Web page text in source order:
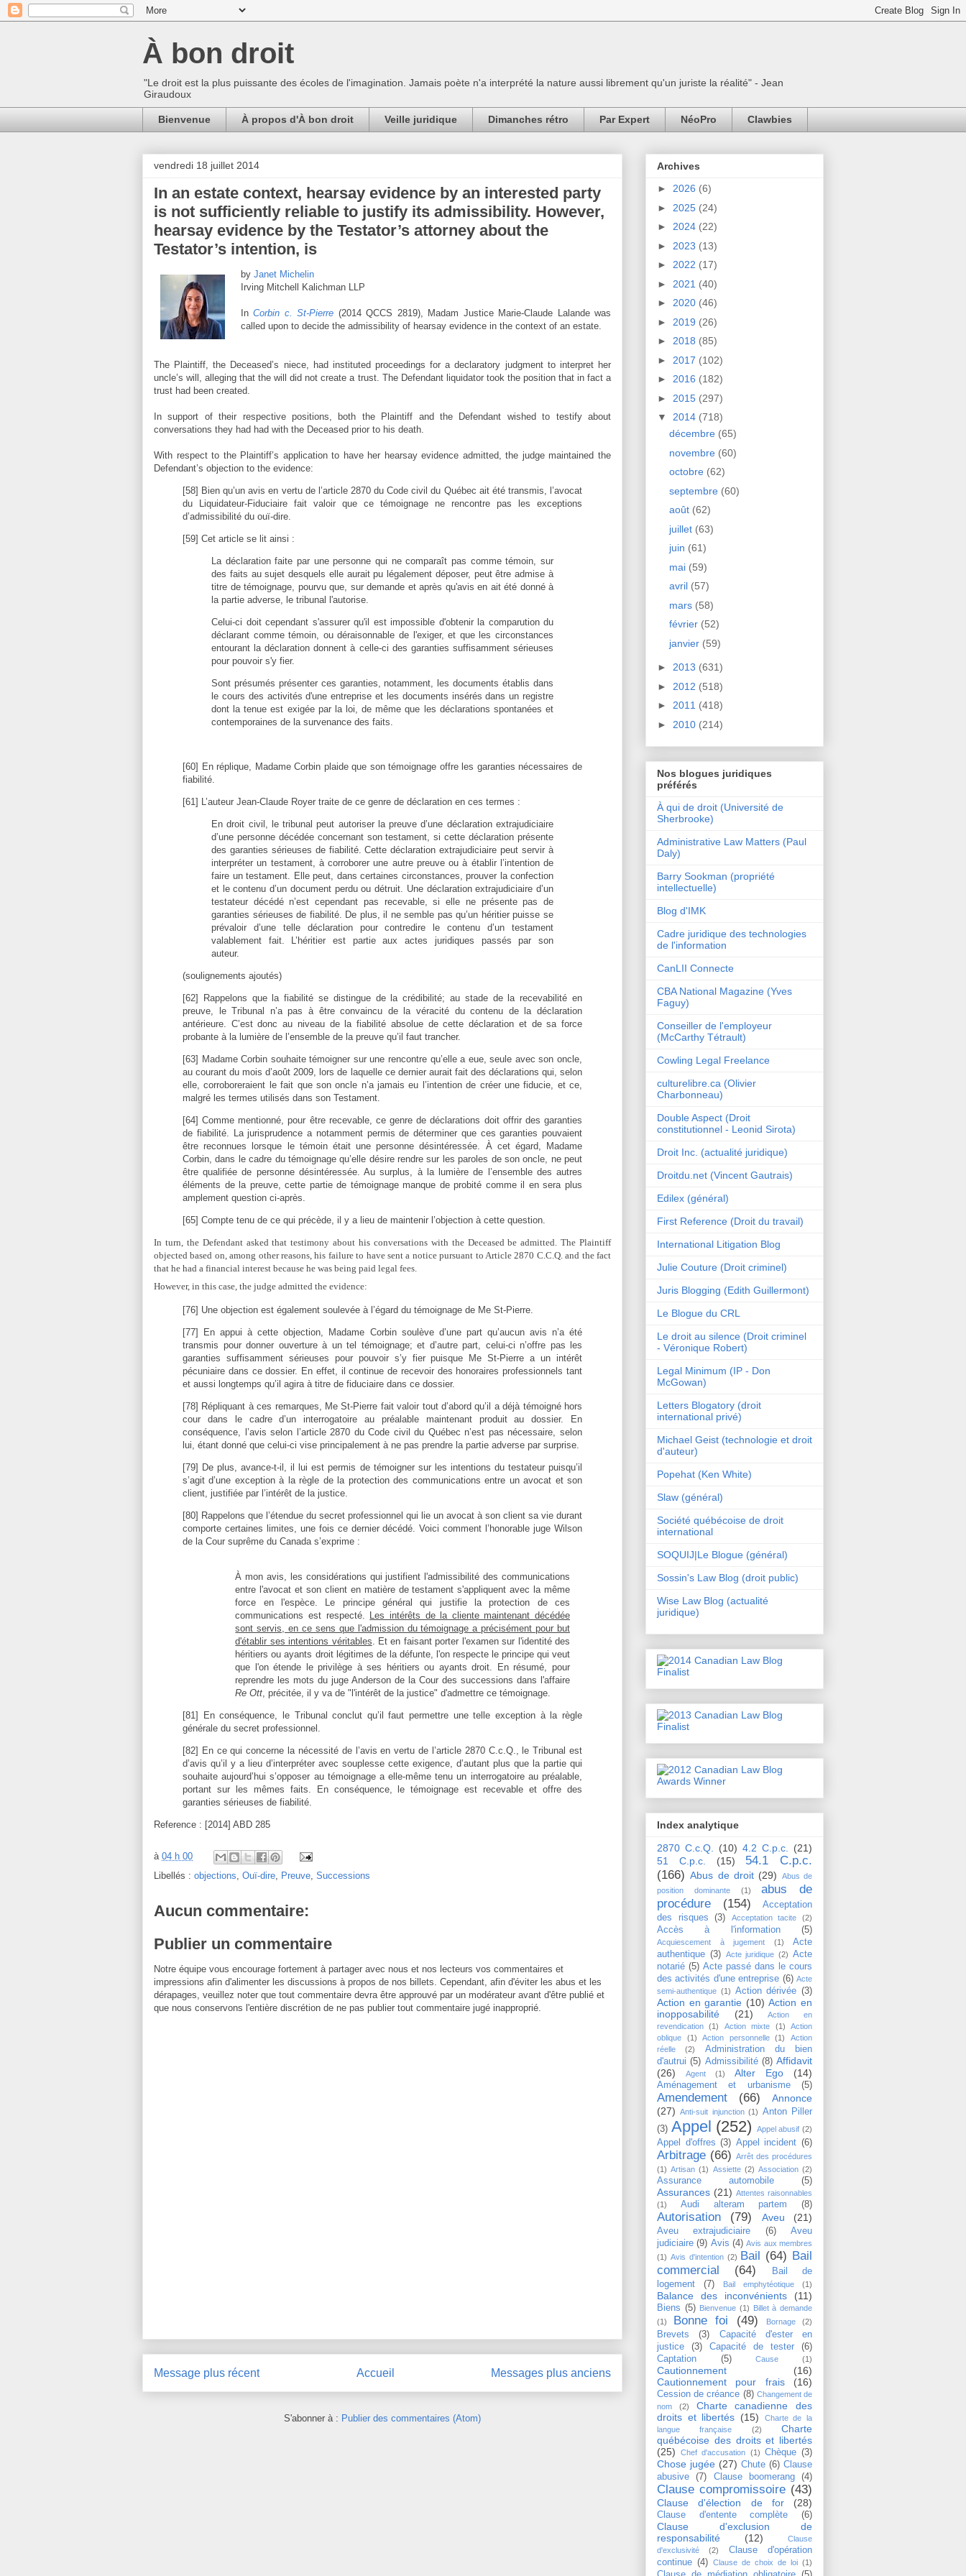
À bon droit
"Le droit est la plus puissante des écoles de l'imagination. Jamais poète n'a interprété la nature aussi librement qu'un juriste la réalité" - Jean
Giraudoux
Bienvenue À propos d'À bon droit Veille juridique Dimanches rétro Par Expert NéoPro Clawbies
vendredi 18 juillet 2014
In an estate context, hearsay evidence by an interested party
is not sufficiently reliable to justify its admissibility. However,
hearsay evidence by the Testator’s attorney about the
Testator’s intention, is
by Janet Michelin
Irving Mitchell Kalichman LLP
InCorbin c. St-Pierre (2014 QCCS 2819), Madam Justice Marie-Claude Lalande was
called upon to decide the admissibility of hearsay evidence in the context of an estate.
The Plaintiff, the Deceased’s niece, had instituted proceedings for a declaratory judgment to interpret her
uncle’s will, alleging that the will did not create a trust. The Defendant liquidator took the position that in fact a
trust had been created.
In support of their respective positions, both the Plaintiff and the Defendant wished to testify about
conversations they had had with the Deceased prior to his death.
With respect to the Plaintiff’s application to have her hearsay evidence admitted, the judge maintained the
Defendant’s objection to the evidence:
[58] Bien qu’un avis en vertu de l’article 2870 du Code civil du Québec ait été transmis, l’avocat
du Liquidateur-Fiduciaire fait valoir que ce témoignage ne rencontre pas les exceptions
d’admissibilité du ouï-dire.
[59] Cet article se lit ainsi :
La déclaration faite par une personne qui ne comparaît pas comme témoin, sur
des faits au sujet desquels elle aurait pu légalement déposer, peut être admise à
titre de témoignage, pourvu que, sur demande et après qu'avis en ait été donné à
la partie adverse, le tribunal l'autorise.
Celui-ci doit cependant s'assurer qu'il est impossible d'obtenir la comparution du
déclarant comme témoin, ou déraisonnable de l'exiger, et que les circonstances
entourant la déclaration donnent à celle-ci des garanties suffisamment sérieuses
pour pouvoir s'y fier.
Sont présumés présenter ces garanties, notamment, les documents établis dans
le cours des activités d'une entreprise et les documents insérés dans un registre
dont la tenue est exigée par la loi, de même que les déclarations spontanées et
contemporaines de la survenance des faits.
[60] En réplique, Madame Corbin plaide que son témoignage offre les garanties nécessaires de
fiabilité.
[61] L’auteur Jean-Claude Royer traite de ce genre de déclaration en ces termes :
En droit civil, le tribunal peut autoriser la preuve d’une déclaration extrajudiciaire
d’une personne décédée concernant son testament, si cette déclaration présente
des garanties sérieuses de fiabilité. Cette déclaration extrajudiciaire peut servir à
interpréter un testament, à corroborer une autre preuve ou à établir l’intention de
faire un testament. Elle peut, dans certaines circonstances, prouver la confection
et le contenu d’un document perdu ou détruit. Une déclaration extrajudiciaire d’un
testateur décédé n’est cependant pas recevable, si elle ne présente pas de
garanties sérieuses de fiabilité. De plus, il ne semble pas qu’un héritier puisse se
prévaloir d’une telle déclaration pour contredire le contenu d’un testament
valablement fait. L’héritier est partie aux actes juridiques passés par son
auteur.
(soulignements ajoutés)
[62] Rappelons que la fiabilité se distingue de la crédibilité; au stade de la recevabilité en
preuve, le Tribunal n’a pas à être convaincu de la véracité du contenu de la déclaration
antérieure. C’est donc au niveau de la fiabilité absolue de cette déclaration et de sa force
probante à la lumière de l’ensemble de la preuve qu’il faut trancher.
[63] Madame Corbin souhaite témoigner sur une rencontre qu’elle a eue, seule avec son oncle,
au courant du mois d’août 2009, lors de laquelle ce dernier aurait fait des déclarations qui, selon
elle, corroboreraient le fait que son oncle n’a jamais eu l’intention de créer une fiducie, et ce,
malgré les termes utilisés dans son Testament.
[64] Comme mentionné, pour être recevable, ce genre de déclarations doit offrir des garanties
de fiabilité. La jurisprudence a notamment permis de déterminer que ces garanties pouvaient
être reconnues lorsque le témoin était une personne désintéressée. À cet égard, Madame
Corbin, dans le cadre du témoignage qu’elle désire rendre sur les paroles de son oncle, ne peut
être qualifiée de personne désintéressée. Au surplus, à la lumière de l’ensemble des autres
éléments de la preuve, cette partie de témoignage manque de probité comme il en sera plus
amplement question ci-après.
[65] Compte tenu de ce qui précède, il y a lieu de maintenir l’objection à cette question.
In turn, the Defendant asked that testimony about his conversations with the Deceased be admitted. The Plaintiff
objected based on, among other reasons, his failure to have sent a notice pursuant to Article 2870 C.C.Q. and the fact
that he had a financial interest because he was being paid legal fees.
However, in this case, the judge admitted the evidence:
[76] Une objection est également soulevée à l’égard du témoignage de Me St-Pierre.
[77] En appui à cette objection, Madame Corbin soulève d’une part qu’aucun avis n’a été
transmis pour donner ouverture à un tel témoignage; et d’autre part, celui-ci n’offre pas les
garanties suffisamment sérieuses pour pouvoir s’y fier puisque Me St-Pierre a un intérêt
pécuniaire dans ce dossier. En effet, il continue de recevoir des honoraires professionnels tant
et aussi longtemps qu’il agira à titre de fiduciaire dans ce dossier.
[78] Répliquant à ces remarques, Me St-Pierre fait valoir tout d’abord qu’il a déjà témoigné hors
cour dans le cadre d’un interrogatoire au préalable maintenant produit au dossier. En
conséquence, l’avis selon l’article 2870 du Code civil du Québec n’est pas nécessaire, selon
lui, étant donné que celui-ci vise principalement à ne pas prendre la partie adverse par surprise.
[79] De plus, avance-t-il, il lui est permis de témoigner sur les intentions du testateur puisqu’il
s’agit d’une exception à la règle de la protection des communications entre un avocat et son
client, justifiée par l’intérêt de la justice.
[80] Rappelons que l’étendue du secret professionnel qui lie un avocat à son client sa vie durant
comporte certaines limites, une fois ce dernier décédé. Voici comment l’honorable juge Wilson
de la Cour suprême du Canada s’exprime :
À mon avis, les considérations qui justifient l'admissibilité des communications
entre l'avocat et son client en matière de testament s'appliquent avec la même
force en l'espèce. Le principe général qui justifie la protection de ces
communications est respecté.
Les intérêts de la cliente maintenant décédée
sont servis, en ce sens que l'admission du témoignage a précisément pour but
d'établir ses intentions véritables . Et en faisant porter l'examen sur l'identité des
héritiers ou ayants droit légitimes de la défunte, l'on respecte le principe qui veut
que l'on étende le privilège à ses héritiers ou ayants droit. En résumé, pour
reprendre les mots du juge Anderson de la Cour des successions dans l'affaire
Re Ott , précitée, il y va de "l'intérêt de la justice" d'admettre ce témoignage.
[81] En conséquence, le Tribunal conclut qu’il faut permettre une telle exception à la règle
générale du secret professionnel.
[82] En ce qui concerne la nécessité de l’avis en vertu de l’article 2870 C.c.Q., le Tribunal est
d’avis qu’il y a lieu d’interpréter avec souplesse cette exigence, d’autant plus que la partie qui
souhaite aujourd’hui s’opposer au témoignage a elle-même tenu un interrogatoire au préalable,
portant sur les mêmes faits. En conséquence, le témoignage est recevable et offre des
garanties sérieuses de fiabilité.
Reference : [2014] ABD 285
à 04 h 00
Libellés : objections, Ouï-dire, Preuve, Successions
Aucun commentaire:
Publier un commentaire
Notre équipe vous encourage fortement à partager avec nous et nos lecteurs vos commentaires et
impressions afin d'alimenter les discussions à propos de nos billets. Cependant, afin d'éviter les abus et les
dérapages, veuillez noter que tout commentaire devra être approuvé par un modérateur avant d'être publié et
que nous conservons l'entière discrétion de ne pas publier tout commentaire jugé inapproprié.
Message plus récent Messages plus anciens
Accueil
S'abonner à : Publier des commentaires (Atom)
Archives
► 2026 (6)
► 2025 (24)
► 2024 (22)
► 2023 (13)
► 2022 (17)
► 2021 (40)
► 2020 (46)
► 2019 (26)
► 2018 (85)
► 2017 (102)
► 2016 (182)
► 2015 (297)
▼ 2014 (718)
décembre (65)
novembre (60)
octobre (62)
septembre (60)
août (62)
juillet (63)
juin (61)
mai (59)
avril (57)
mars (58)
février (52)
janvier (59)
► 2013 (631)
► 2012 (518)
► 2011 (418)
► 2010 (214)
Nos blogues juridiques
préférés
À qui de droit (Université de
Sherbrooke)
Administrative Law Matters (Paul
Daly)
Barry Sookman (propriété
intellectuelle)
Blog d'IMK
Cadre juridique des technologies
de l'information
CanLII Connecte
CBA National Magazine (Yves
Faguy)
Conseiller de l'employeur
(McCarthy Tétrault)
Cowling Legal Freelance
culturelibre.ca (Olivier
Charbonneau)
Double Aspect (Droit
constitutionnel - Leonid Sirota)
Droit Inc. (actualité juridique)
Droitdu.net (Vincent Gautrais)
Edilex (général)
First Reference (Droit du travail)
International Litigation Blog
Julie Couture (Droit criminel)
Juris Blogging (Edith Guillermont)
Le Blogue du CRL
Le droit au silence (Droit criminel
- Véronique Robert)
Legal Minimum (IP - Don
McGowan)
Letters Blogatory (droit
international privé)
Michael Geist (technologie et droit
d'auteur)
Popehat (Ken White)
Slaw (général)
Société québécoise de droit
international
SOQUIJ|Le Blogue (général)
Sossin's Law Blog (droit public)
Wise Law Blog (actualité
juridique)
Index analytique
2870 C.c.Q. (10) 4.2 C.p.c. (21)
51 C.p.c.
(15)
54.1 C.p.c.
(166) Abus de droit (29)
Abus de
position dominante
(1)
abus de
procédure
(154)
Acceptation
des risques
(3) Acceptation tacite (2)
Accès à l'information (5)
Acquiescement à jugement (1)
Acte
authentique (3) Acte juridique (2) Acte
notarié (5) Acte passé dans le cours
des activités d'une entreprise (6) Acte
semi-authentique (1) Action dérivée (3)
Action en garantie (10) Action en
inopposabilité
(21)
Action en
revendication
(1) Action mixte (1)
Action
oblique
(1) Action personnelle (1)
Action
réelle
(2)
Administration du bien
d'autrui (5) Admissibilité (8) Affidavit
(26)
Agent (1) Alter Ego (14)
Aménagement et urbanisme (5)
Amendement (66)
Annonce
(27)
Anti-suit injunction (1) Anton Piller
(3) Appel (252) Appel abusif (2)
Appel d'offres (3) Appel incident (6)
Arbitrage (66) Arrêt des procédures
(1) Artisan (1) Assiette (2) Association (2)
Assurance automobile (5)
Assurances (21) Attentes raisonnables
(1)
Audi alteram partem (8)
Autorisation (79) Aveu (21)
Aveu extrajudiciaire (6)
Aveu
judiciaire (9) Avis (4) Avis aux membres
(1) Avis d'intention (2) Bail (64) Bail
commercial
(64)
Bail de
logement
(7) Bail emphytéotique (1)
Balance des inconvénients (11)
Biens (5) Bienvenue (1)
Billet à demande
(1)
Bonne foi (49) Bornage (2)
Brevets (3)
Capacité d'ester en
justice
(3) Capacité de tester
(6)
Captation
(5) Cause (1)
Cautionnement
(16)
Cautionnement pour frais
(16)
Cession de créance (8) Changement de
nom
(2)
Charte canadienne des
droits et libertés (15)
Charte de la
langue française
(2)
Charte
québécoise des droits et libertés
(25)
Chef d'accusation (1) Chèque (3)
Chose jugée (27) Chute (6) Clause
abusive
(7) Clause boomerang (4)
Clause compromissoire (43)
Clause d'élection de for (28)
Clause d'entente complète (6)
Clause d'exclusion de
responsabilité
(12)
Clause
d'exclusivité
(2)
Clause d'opération
continue (4) Clause de choix de loi (1)